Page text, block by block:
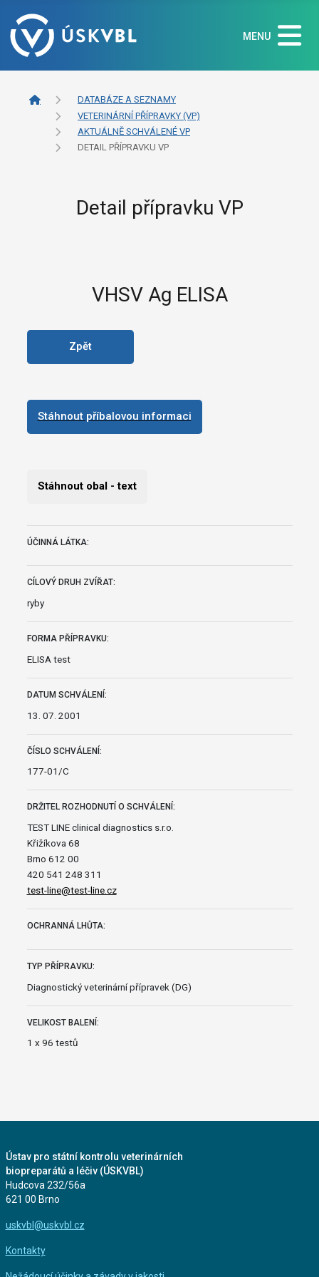
MENU
DATABÁZE A SEZNAMY
VETERINÁRNÍ PŘÍPRAVKY (VP)
AKTUÁLNĚ SCHVÁLENÉ VP
DETAIL PŘÍPRAVKU VP
Detail přípravku VP
VHSV Ag ELISA
Zpět
Stáhnout příbalovou informaci
Stáhnout obal - text
ÚČINNÁ LÁTKA:
CÍLOVÝ DRUH ZVÍŘAT:
ryby
FORMA PŘÍPRAVKU:
ELISA test
DATUM SCHVÁLENÍ:
13. 07. 2001
ČÍSLO SCHVÁLENÍ:
177-01/C
DRŽITEL ROZHODNUTÍ O SCHVÁLENÍ:
TEST LINE clinical diagnostics s.r.o.
Křižíkova 68
Brno 612 00
420 541 248 311
test-line@test-line.cz
OCHRANNÁ LHŮTA:
TYP PŘÍPRAVKU:
Diagnostický veterinární přípravek (DG)
VELIKOST BALENÍ:
1 x 96 testů
Ústav pro státní kontrolu veterinárních
biopreparátů a léčiv (ÚSKVBL)
Hudcova 232/56a
621 00 Brno
uskvbl@uskvbl.cz
Kontakty